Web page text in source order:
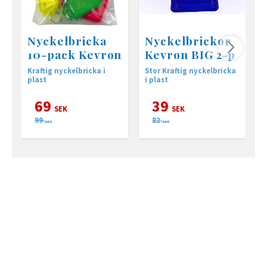
Nyckelbricka
10-pack Kevron
Kraftig nyckelbricka i
plast
69 SEK
99 SEK
Nyckelbrickor
Kevron BIG 2-p
Stor Kraftig nyckelbricka
i plast
39 SEK
82 SEK